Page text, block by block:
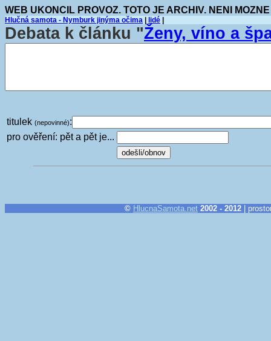
WEB UKONCIL PROVOZ. TOTO JE ARCHIV. NENI
Hlučná samota - Nymburk jinýma očima lidé
Debata k článku "Ženy, víno a
titulek (nepovinné):
pro ověření: pět a pět je...
© HlucnaSamota.net 2002 - 2012 |